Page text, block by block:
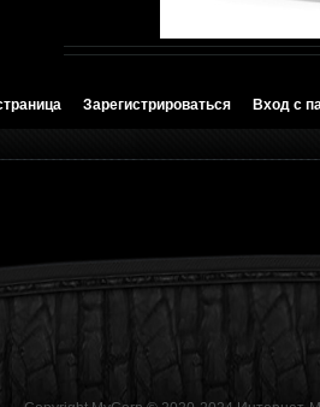
Зарегистрироваться Вход с